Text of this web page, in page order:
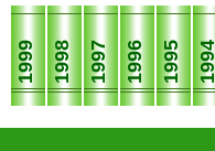
1999 1998 1997 1996 1995 1994